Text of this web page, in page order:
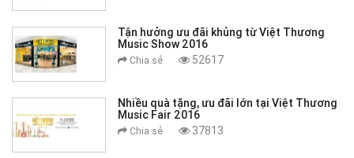
Tận hưởng ưu đãi khủng từ Việt Thương
Music Show 2016
Chia sẻ 52617
Nhiều quà tặng, ưu đãi lớn tại Việt Thương
Music Fair 2016
Chia sẻ 37813